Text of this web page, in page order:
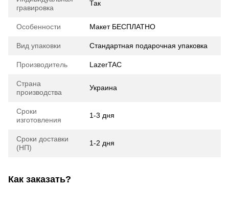
гравировка
Так
Особенности Макет БЕСПЛАТНО
Вид упаковки Стандартная подарочная упаковка
Производитель LazerTAC
Страна
производства
Украина
Сроки
изготовления
1-3 дня
Сроки доставки
(НП)
1-2 дня
Как заказать?